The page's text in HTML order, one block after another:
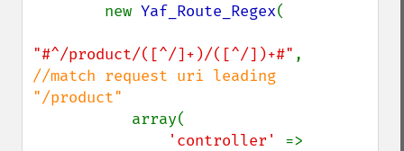
        new
Yaf_Route_Regex(
"#^/product/([^/]+)/([^/])+#"
//match request uri leading
"/product"
array(
'controller'